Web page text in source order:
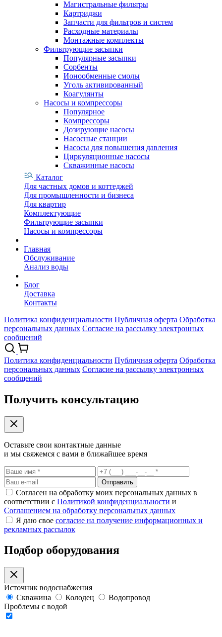
Магистральные фильтры
Картриджи
Запчасти для фильтров и систем
Расходные материалы
Монтажные комплекты
Фильтрующие засыпки
Популярные засыпки
Сорбенты
Ионообменные смолы
Уголь активированный
Коагулянты
Насосы и компрессоры
Популярное
Компрессоры
Дозирующие насосы
Насосные станции
Насосы для повышения давления
Циркуляционные насосы
Скважинные насосы
Каталог
Для частных домов и коттеджей
Для промышленности и бизнеса
Для квартир
Комплектующие
Фильтрующие засыпки
Насосы и компрессоры
Главная
Обслуживание
Анализ воды
Блог
Доставка
Контакты
Политика конфиденциальности Публичная оферта Обработка
персональных данных Согласие на рассылку электронных
сообщений
Политика конфиденциальности Публичная оферта Обработка
персональных данных Согласие на рассылку электронных
сообщений
Получить консультацию
Оставьте свои контактные данные
и мы свяжемся с вами в ближайшее время
Отправить
Согласен на обработку моих персональных данных в
соответствии с Политикой конфиденциальности и
Соглашением на обработку персональных данных
Я даю свое согласие на получение информационных и
рекламных рассылок
Подбор оборудования
Источник водоснабжения
Скважина
Колодец
Водопровод
Проблемы с водой